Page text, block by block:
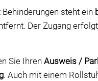
steht ein
Der Zugang
Sie Ihren Ausweis /
. Auch mit einem